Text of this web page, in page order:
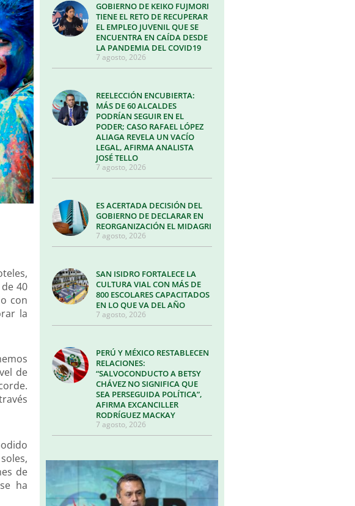
40
con
la
de
de
ha
GOBIERNO DE KEIKO FUJMORI
TIENE EL RETO DE RECUPERAR
EL EMPLEO JUVENIL QUE SE
ENCUENTRA EN CAÍDA DESDE
LA PANDEMIA DEL COVID19
7 agosto, 2026
REELECCIÓN ENCUBIERTA:
MÁS DE 60 ALCALDES
PODRÍAN SEGUIR EN EL
PODER; CASO RAFAEL LÓPEZ
ALIAGA REVELA UN VACÍO
LEGAL, AFIRMA ANALISTA
JOSÉ TELLO
7 agosto, 2026
ES ACERTADA DECISIÓN DEL
GOBIERNO DE DECLARAR EN
REORGANIZACIÓN EL MIDAGRI
7 agosto, 2026
SAN ISIDRO FORTALECE LA
CULTURA VIAL CON MÁS DE
800 ESCOLARES CAPACITADOS
EN LO QUE VA DEL AÑO
7 agosto, 2026
PERÚ Y MÉXICO RESTABLECEN
RELACIONES:
“SALVOCONDUCTO A BETSY
CHÁVEZ NO SIGNIFICA QUE
SEA PERSEGUIDA POLÍTICA”,
AFIRMA EXCANCILLER
RODRÍGUEZ MACKAY
7 agosto, 2026